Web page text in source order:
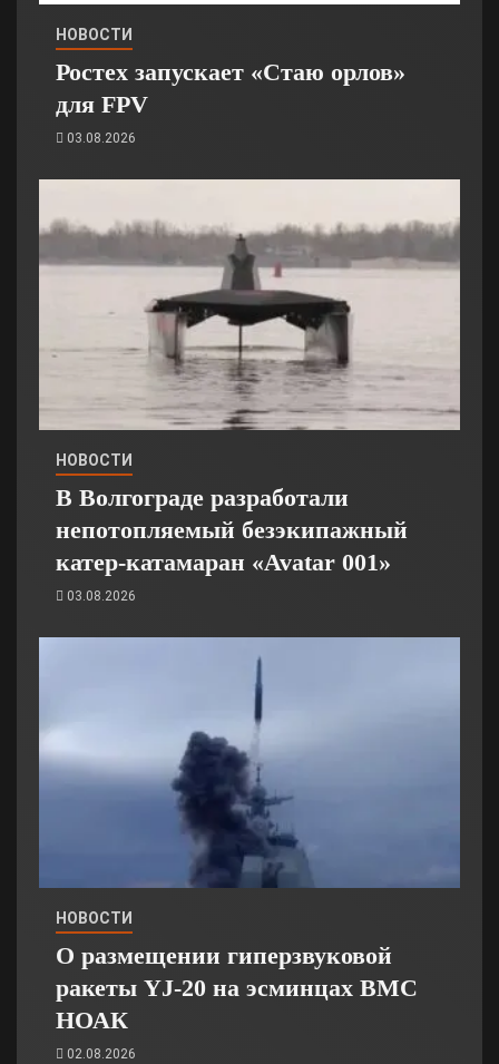
НОВОСТИ
Ростех запускает «Стаю орлов»
для FPV
03.08.2026
НОВОСТИ
В Волгограде разработали
непотопляемый безэкипажный
катер-катамаран «Avatar 001»
03.08.2026
НОВОСТИ
О размещении гиперзвуковой
ракеты YJ-20 на эсминцах ВМС
НОАК
02.08.2026